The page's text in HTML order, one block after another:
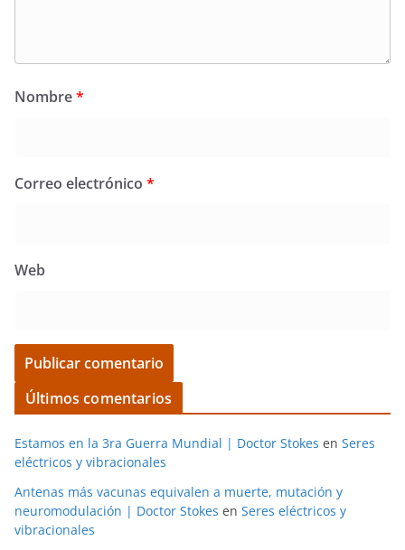
Nombre*
Correo electrónico *
Web
Últimos comentarios
Estamos en la 3ra Guerra Mundial | Doctor Stokes en Seres
eléctricos y vibracionales
Antenas más vacunas equivalen a muerte, mutación y
neuromodulación | Doctor Stokes en Seres eléctricos y
vibracionales